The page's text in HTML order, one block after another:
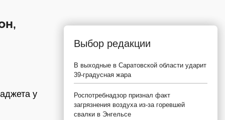
у
Выбор редакции
В выходные в Саратовской области ударит
39-градусная жара
Роспотребнадзор признал факт
загрязнения воздуха из-за горевшей
свалки в Энгельсе